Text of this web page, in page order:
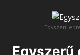
Egyszerű
Egyszerű